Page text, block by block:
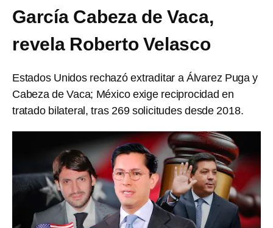
García Cabeza de Vaca,
revela Roberto Velasco
Estados Unidos rechazó extraditar a Álvarez Puga y
Cabeza de Vaca; México exige reciprocidad en
tratado bilateral, tras 269 solicitudes desde 2018.